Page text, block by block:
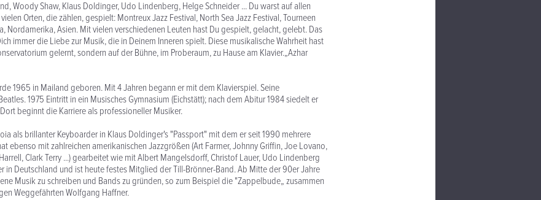
Woody Shaw, Klaus Doldinger, Udo Lindenberg, Helge Schneider ... Du warst auf allen
Orten, die zählen, gespielt: Montreux Jazz Festival, North Sea Jazz Festival, Tourneen
Nordamerika, Asien. Mit vielen verschiedenen Leuten hast Du gespielt, gelacht, gelebt. Das
immer die Liebe zur Musik, die in Deinem Inneren spielt. Diese musikalische Wahrheit hast
gelernt, sondern auf der Bühne, im Proberaum, zu Hause am Klavier.„Azhar
1965 in Mailand geboren. Mit 4 Jahren begann er mit dem Klavierspiel. Seine
1975 Eintritt in ein Musisches Gymnasium (Eichstätt); nach dem Abitur 1984 siedelt er
beginnt die Karriere als professioneller Musiker.
als brillanter Keyboarder in Klaus Doldinger's "Passport" mit dem er seit 1990 mehrere
ebenso mit zahlreichen amerikanischen Jazzgrößen (Art Farmer, Johnny Griffin, Joe Lovano,
Clark Terry ...) gearbeitet wie mit Albert Mangelsdorff, Christof Lauer, Udo Lindenberg
in Deutschland und ist heute festes Mitglied der Till-Brönner-Band. Ab Mitte der 90er Jahre
Musik zu schreiben und Bands zu gründen, so zum Beispiel die "Zappelbude„ zusammen
Weggefährten Wolfgang Haffner.